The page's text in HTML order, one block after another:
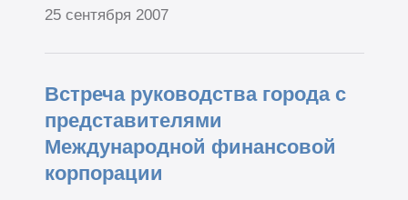
25 сентября 2007
Встреча руководства города с
представителями
Международной финансовой
корпорации